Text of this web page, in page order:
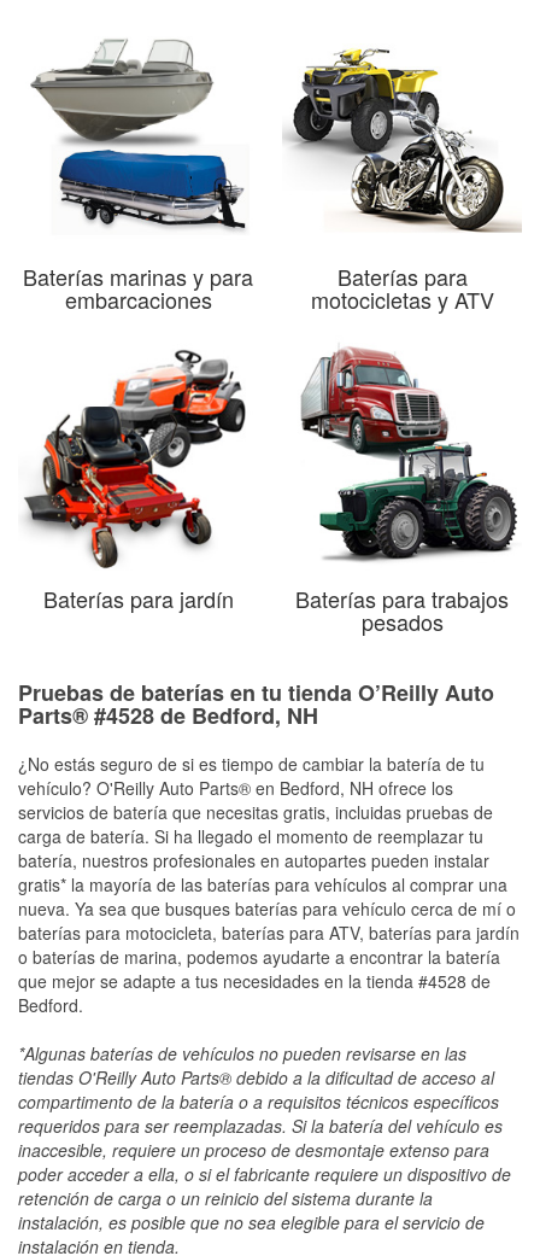
Baterías marinas y para
embarcaciones
Baterías para
motocicletas y ATV
Baterías para jardín Baterías para trabajos
pesados
Pruebas de baterías en tu tienda O’Reilly Auto
Parts® #4528 de Bedford, NH
¿No estás seguro de si es tiempo de cambiar la batería de tu
vehículo? O'Reilly Auto Parts® en Bedford, NH ofrece los
servicios de batería que necesitas gratis, incluidas pruebas de
carga de batería. Si ha llegado el momento de reemplazar tu
batería, nuestros profesionales en autopartes pueden instalar
gratis* la mayoría de las baterías para vehículos al comprar una
nueva. Ya sea que busques baterías para vehículo cerca de mí o
baterías para motocicleta, baterías para ATV, baterías para jardín
o baterías de marina, podemos ayudarte a encontrar la batería
que mejor se adapte a tus necesidades en la tienda #4528 de
Bedford.
*Algunas baterías de vehículos no pueden revisarse en las
tiendas O'Reilly Auto Parts® debido a la dificultad de acceso al
compartimento de la batería o a requisitos técnicos específicos
requeridos para ser reemplazadas. Si la batería del vehículo es
inaccesible, requiere un proceso de desmontaje extenso para
poder acceder a ella, o si el fabricante requiere un dispositivo de
retención de carga o un reinicio del sistema durante la
instalación, es posible que no sea elegible para el servicio de
instalación en tienda.